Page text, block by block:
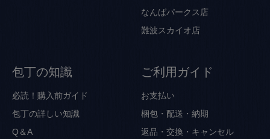
なんばパークス店
難波スカイオ店
包丁の知識
必読！購入前ガイド
包丁の詳しい知識
Q＆A
ご利用ガイド
お支払い
梱包・配送・納期
返品・交換・キャンセル